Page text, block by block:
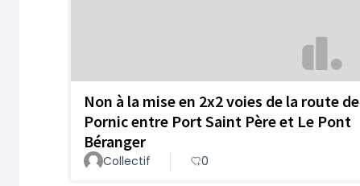
Non à la mise en 2x2 voies de la route de
Pornic entre Port Saint Père et Le Pont
Béranger
Collectif 0